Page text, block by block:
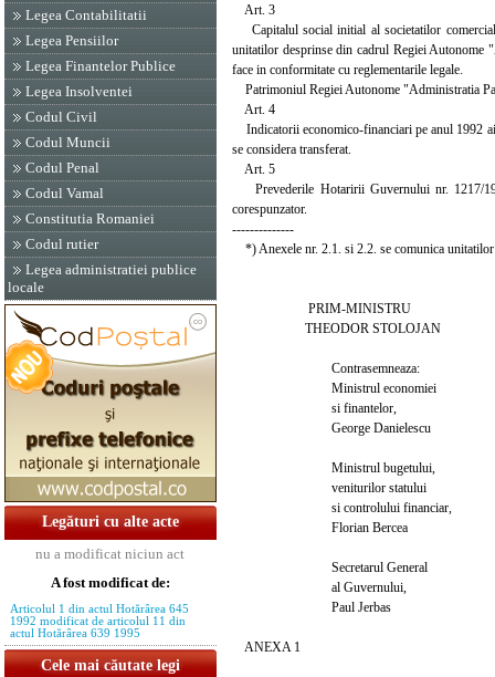
Legea Contabilitatii
Legea Pensiilor
Legea Finantelor Publice
Legea Insolventei
Codul Civil
Codul Muncii
Codul Penal
Codul Vamal
Constitutia Romaniei
Codul rutier
Legea administratiei publice
locale
Legături cu alte acte
nu a modificat niciun act
A fost modificat de:
Articolul 1 din actul Hotărârea 645
1992 modificat de articolul 11 din
actul Hotărârea 639 1995
Cele mai căutate legi
Art. 3
Capitalul social initial al societatilor
unitatilor desprinse din cadrul Regiei Autonome
face in conformitate cu reglementarile legale.
Patrimoniul Regiei Autonome "Administratia
Art. 4
Indicatorii economico-financiari pe anul 1992
se considera transferat.
Art. 5
Prevederile Hotaririi Guvernului nr. 1217/
corespunzator.
--------------
*) Anexele nr. 2.1. si 2.2. se comunica unitatilor
PRIM-MINISTRU
THEODOR STOLOJAN
Contrasemneaza:
Ministrul economiei
si finantelor,
George Danielescu
Ministrul bugetului,
veniturilor statului
si controlului financiar,
Florian Bercea
Secretarul General
al Guvernului,
Paul Jerbas
ANEXA 1